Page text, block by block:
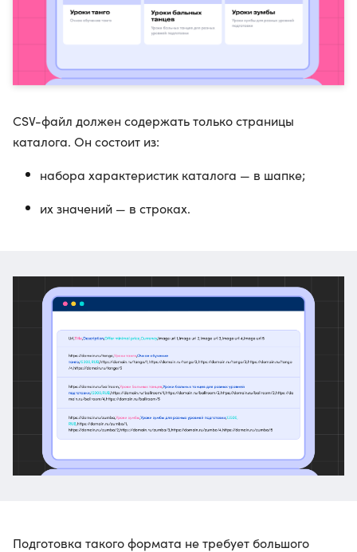
CSV-файл должен содержать только страницы
каталога. Он состоит из:
набора характеристик каталога — в шапке;
их значений — в строках.
Подготовка такого формата не требует большого